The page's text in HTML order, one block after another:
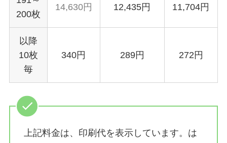
200枚
14,630円 12,435円 11,704円
以降
10枚
毎
340円 289円 272円
上記料金は、印刷代を表示しています。は